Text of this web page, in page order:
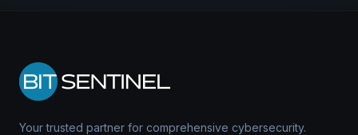
Your trusted partner for comprehensive cybersecurity.